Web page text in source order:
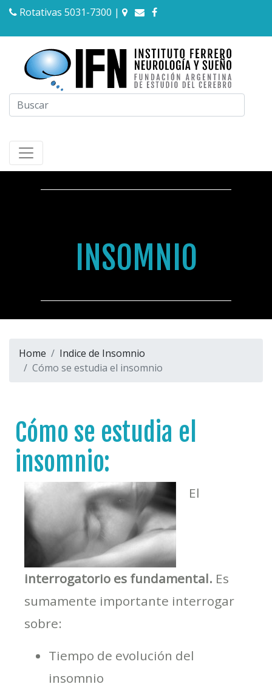
Rotativas 5031-7300 |
INSOMNIO
Home
Indice de Insomnio
Cómo se estudia el insomnio
Cómo se estudia el
insomnio:
El
interrogatorio es fundamental. Es
sumamente importante interrogar
sobre:
Tiempo de evolución del
insomnio